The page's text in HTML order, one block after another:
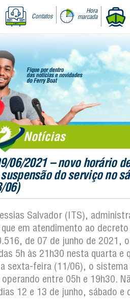
Contatos
Hora
marcada
Notícias
06/2021 – novo horário
do serviço no
06)
Salvador (ITS),
em atendimento ao decreto
de 07 de junho de 2021,
5h às 21h30 nesta quarta e
sexta-feira (11/06), o sistema
entre 05h e 19h30.
12 e 13 de junho, sábado e